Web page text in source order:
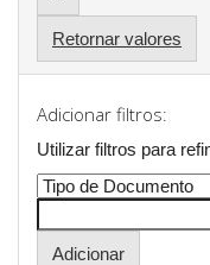
Retornar valores
Adicionar filtros:
Utilizar filtros para